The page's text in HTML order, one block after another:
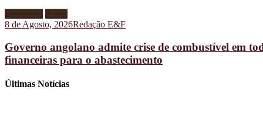
Destaques Radar
8 de Agosto, 2026Redação E&F
Governo angolano admite crise de combustível em
financeiras para o abastecimento
Últimas Notícias